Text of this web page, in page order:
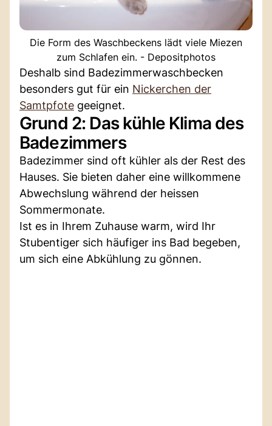
Die Form des Waschbeckens lädt viele Miezen
zum Schlafen ein. - Depositphotos
Deshalb sind Badezimmerwaschbecken
besonders gut für ein Nickerchen der
Samtpfote geeignet.
Grund 2: Das kühle Klima des
Badezimmers
Badezimmer sind oft kühler als der Rest des
Hauses. Sie bieten daher eine willkommene
Abwechslung während der heissen
Sommermonate.
Ist es in Ihrem Zuhause warm, wird Ihr
Stubentiger sich häufiger ins Bad begeben,
um sich eine Abkühlung zu gönnen.